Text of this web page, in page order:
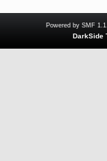
Powered by SMF
DarkSide